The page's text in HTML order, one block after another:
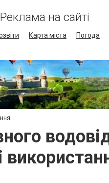
Реклама на сайті
Карта міста
Погода